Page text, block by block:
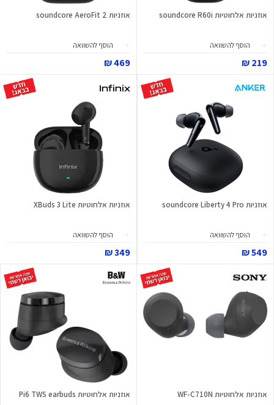
אוזניות אלחוטיות soundcore R60i
הוסף להשוואה
219 ₪
אוזניות soundcore AeroFit 2
הוסף להשוואה
469 ₪
אוזניות soundcore Liberty 4 Pro
הוסף להשוואה
549 ₪
אוזניות אלחוטיות XBuds 3 Lite
הוסף להשוואה
349 ₪
אוזניות אלחוטיות WF-C710N אוזניות אלחוטיות Pi6 TWS earbuds